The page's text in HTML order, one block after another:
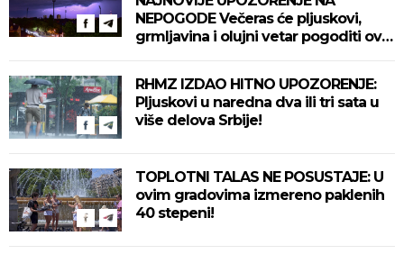
NEPOGODE Večeras će pljuskovi,
grmljavina i olujni vetar pogoditi ove
RHMZ IZDAO HITNO UPOZORENJE:
Pljuskovi u naredna dva ili tri sata u
više delova Srbije!
TOPLOTNI TALAS NE POSUSTAJE: U
ovim gradovima izmereno paklenih
40 stepeni!